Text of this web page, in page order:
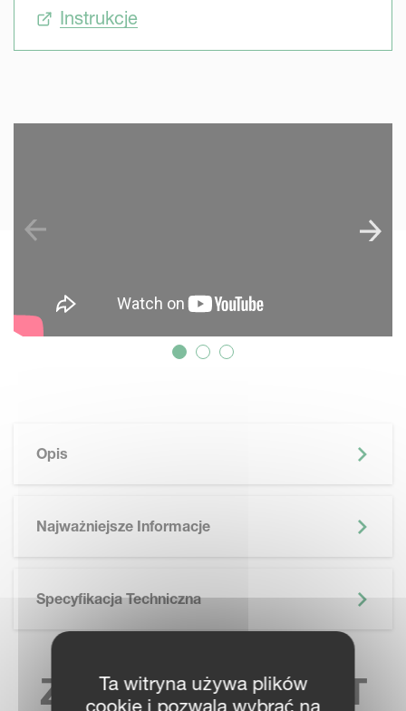
Instrukcje
Opis
Najważniejsze Informacje
Specyfikacja Techniczna
ZNAJDŹ KONTAKT
Ta witryna używa plików
cookie i pozwala wybrać na